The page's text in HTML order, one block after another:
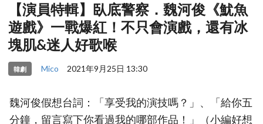
【演員特輯】臥底警察．魏河俊《魷魚
遊戲》一戰爆紅！不只會演戲，還有冰
塊肌&迷人好歌喉
韓劇 Mico 2021年9月25日 13:30
魏河俊假想台詞：「享受我的演技嗎？」、「給你五
分鐘，留言寫下你看過我的哪部作品！」（小編好想